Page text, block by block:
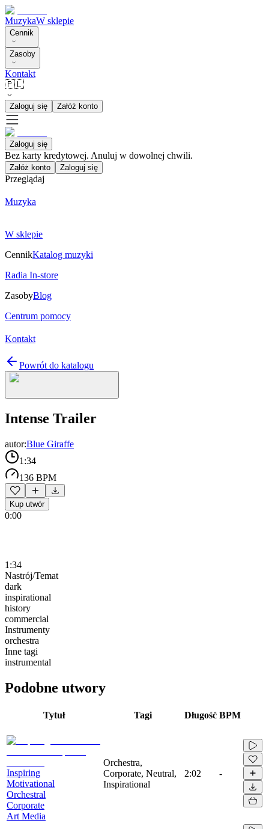
MuzykaW sklepie
Cennik
Zasoby
Kontakt
🇵🇱
Zaloguj się Załóż konto
Zaloguj się
Bez karty kredytowej. Anuluj w dowolnej chwili.
Załóż konto Zaloguj się
Przeglądaj
Muzyka
W sklepie
CennikKatalog muzyki
Radia In-store
ZasobyBlog
Centrum pomocy
Kontakt
Powrót do katalogu
Intense Trailer
autor:Blue Giraffe
1:34
136 BPM
Kup utwór
0:00
1:34
Nastrój/Temat
dark
inspirational
history
commercial
Instrumenty
orchestra
Inne tagi
instrumental
Podobne utwory
Tytuł Tagi Długość BPM
Inspiring
Motivational
Orchestral
Corporate
Art Media
Orchestra,
Corporate, Neutral,
Inspirational
2:02 -